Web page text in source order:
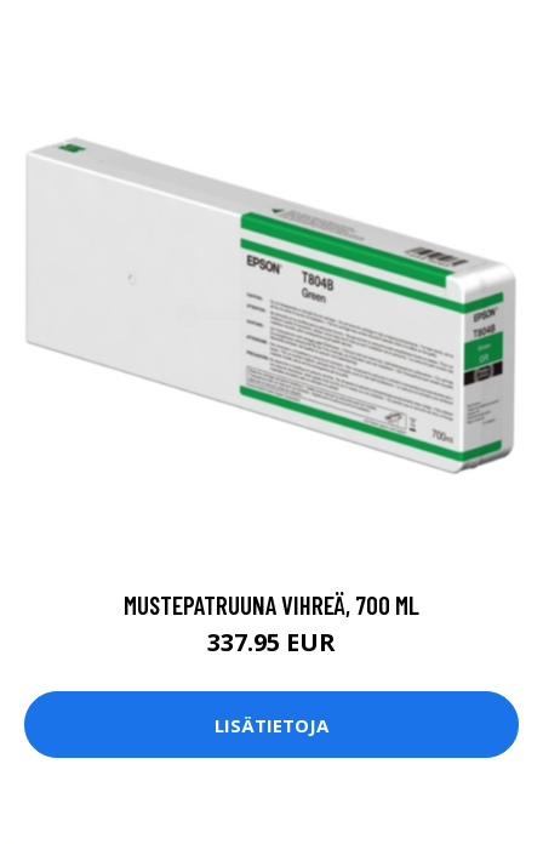
MUSTEPATRUUNA VIHREÄ, 700 ML
337.95 EUR
LISÄTIETOJA